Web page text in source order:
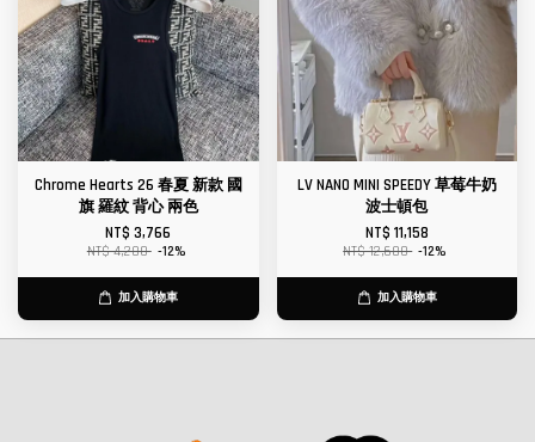
Chrome Hearts 26 春夏 新款 國
旗 羅紋 背心 兩色
NT$ 3,766
NT$ 4,280 -12%
加入購物車
LV NANO MINI SPEEDY 草莓牛奶
波士頓包
NT$ 11,158
NT$ 12,680 -12%
加入購物車